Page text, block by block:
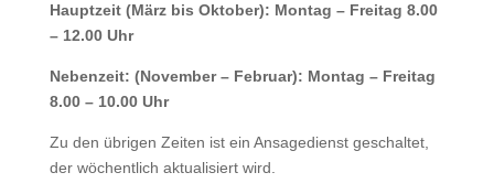
Hauptzeit (März bis Oktober): Montag – Freitag 8.00
– 12.00 Uhr
Nebenzeit: (November – Februar): Montag – Freitag
8.00 – 10.00 Uhr
Zu den übrigen Zeiten ist ein Ansagedienst geschaltet,
der wöchentlich aktualisiert wird.